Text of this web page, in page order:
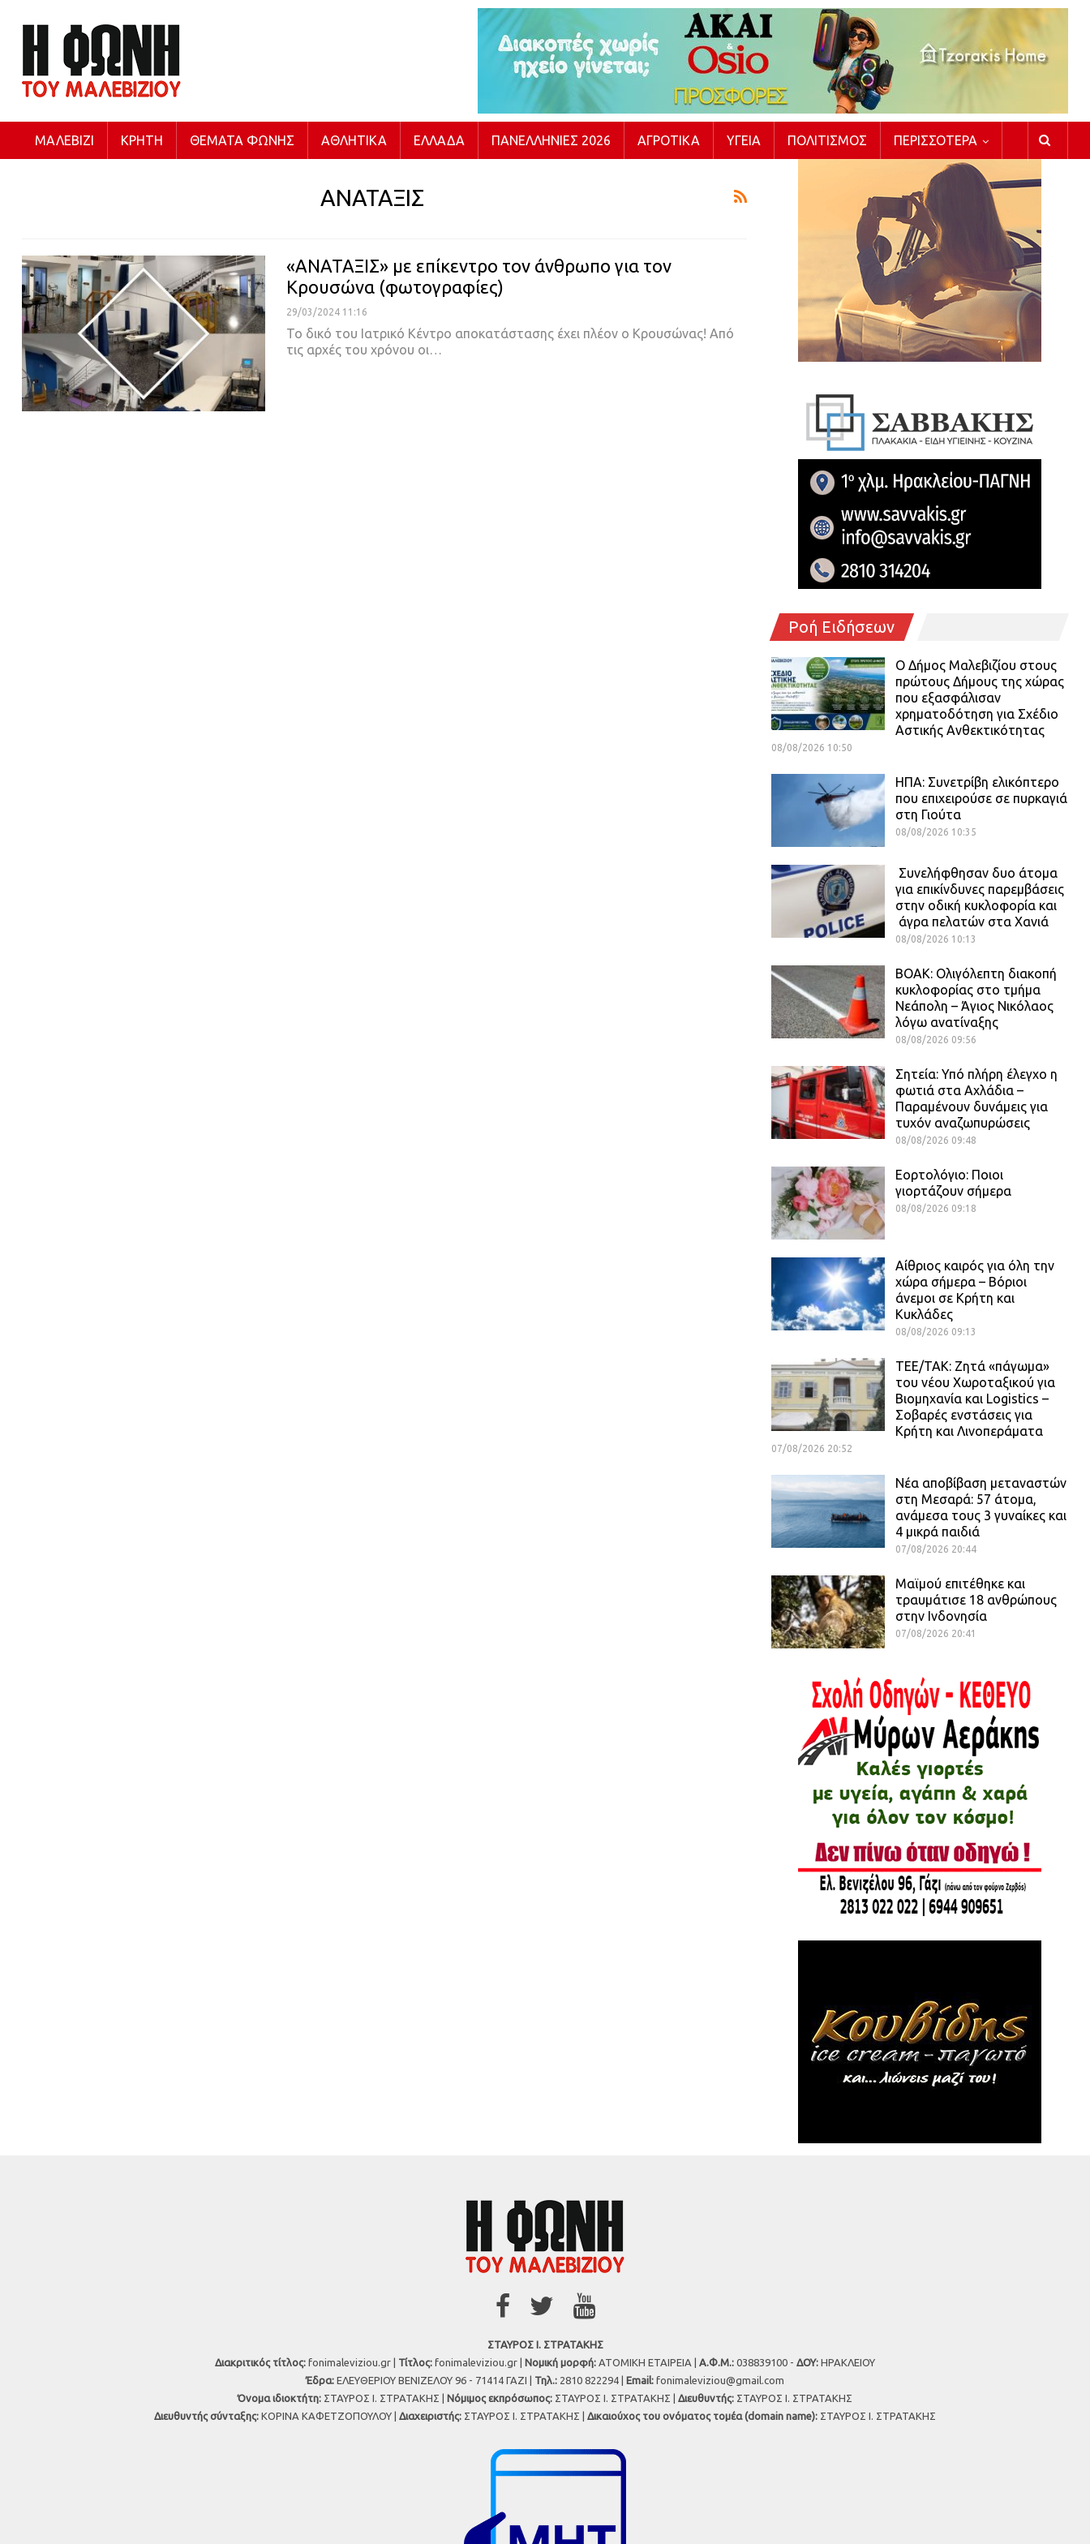
ΜΑΛΕΒΊΖΙ ΚΡΉΤΗ ΘΈΜΑΤΑ ΦΩΝΉΣ ΑΘΛΗΤΙΚΆ ΕΛΛΆΔΑ ΠΑΝΕΛΛΉΝΙΕΣ 2026 ΑΓΡΟΤΙΚΆ ΥΓΕΊΑ ΠΟΛΙΤΙΣΜΌΣ ΠΕΡΙΣΣΌΤΕΡΑ
ΑΝΑΤΑΞΙΣ
«ΑΝΑΤΑΞΙΣ» με επίκεντρο τον άνθρωπο για τον
Κρουσώνα (φωτογραφίες)
29/03/2024 11:16
Το δικό του Ιατρικό Κέντρο αποκατάστασης έχει πλέον ο Κρουσώνας! Από
τις αρχές του χρόνου οι…
Ροή Ειδήσεων
Ο Δήμος Μαλεβιζίου στους
πρώτους Δήμους της χώρας
που εξασφάλισαν
χρηματοδότηση για Σχέδιο
Αστικής Ανθεκτικότητας
08/08/2026 10:50
ΗΠΑ: Συνετρίβη ελικόπτερο
που επιχειρούσε σε πυρκαγιά
στη Γιούτα
08/08/2026 10:35
Συνελήφθησαν δυο άτομα
για επικίνδυνες παρεμβάσεις
στην οδική κυκλοφορία και
άγρα πελατών στα Χανιά
08/08/2026 10:13
ΒΟΑΚ: Ολιγόλεπτη διακοπή
κυκλοφορίας στο τμήμα
Νεάπολη – Άγιος Νικόλαος
λόγω ανατίναξης
08/08/2026 09:56
Σητεία: Υπό πλήρη έλεγχο η
φωτιά στα Αχλάδια –
Παραμένουν δυνάμεις για
τυχόν αναζωπυρώσεις
08/08/2026 09:48
Εορτολόγιο: Ποιοι
γιορτάζουν σήμερα
08/08/2026 09:18
Αίθριος καιρός για όλη την
χώρα σήμερα – Βόριοι
άνεμοι σε Κρήτη και
Κυκλάδες
08/08/2026 09:13
ΤΕΕ/ΤΑΚ: Ζητά «πάγωμα»
του νέου Χωροταξικού για
Βιομηχανία και Logistics –
Σοβαρές ενστάσεις για
Κρήτη και Λινοπεράματα
07/08/2026 20:52
Νέα αποβίβαση μεταναστών
στη Μεσαρά: 57 άτομα,
ανάμεσα τους 3 γυναίκες και
4 μικρά παιδιά
07/08/2026 20:44
Μαϊμού επιτέθηκε και
τραυμάτισε 18 ανθρώπους
στην Ινδονησία
07/08/2026 20:41
ΣΤΑΥΡΟΣ Ι. ΣΤΡΑΤΑΚΗΣ
Διακριτικός τίτλος: fonimaleviziou.gr | Τίτλος: fonimaleviziou.gr | Νομική μορφή: ΑΤΟΜΙΚΗ ΕΤΑΙΡΕΙΑ | Α.Φ.Μ.: 038839100 - ΔΟΥ: ΗΡΑΚΛΕΙΟΥ
Έδρα: ΕΛΕΥΘΕΡΙΟΥ ΒΕΝΙΖΕΛΟΥ 96 - 71414 ΓΑΖΙ | Τηλ.: 2810 822294 | Εmail: fonimaleviziou@gmail.com
Όνομα ιδιοκτήτη: ΣΤΑΥΡΟΣ Ι. ΣΤΡΑΤΑΚΗΣ | Νόμιμος εκπρόσωπος: ΣΤΑΥΡΟΣ Ι. ΣΤΡΑΤΑΚΗΣ | Διευθυντής: ΣΤΑΥΡΟΣ Ι. ΣΤΡΑΤΑΚΗΣ
Διευθυντής σύνταξης: ΚΟΡΙΝΑ ΚΑΦΕΤΖΟΠΟΥΛΟΥ | Διαχειριστής: ΣΤΑΥΡΟΣ Ι. ΣΤΡΑΤΑΚΗΣ | Δικαιούχος του ονόματος τομέα (domain name): ΣΤΑΥΡΟΣ Ι. ΣΤΡΑΤΑΚΗΣ